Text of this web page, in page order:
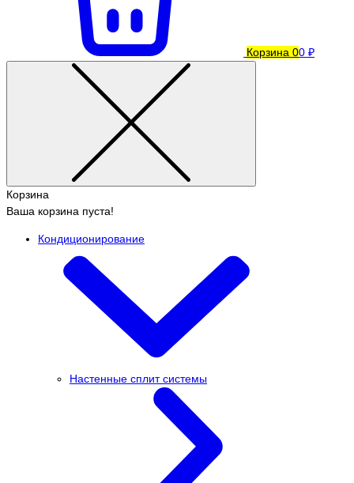
Корзина 00 ₽
Корзина
Ваша корзина пуста!
Кондиционирование
Настенные сплит системы